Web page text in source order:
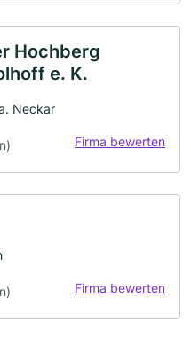
Hochberg
e. K.
Neckar
Firma bewerten
Firma bewerten